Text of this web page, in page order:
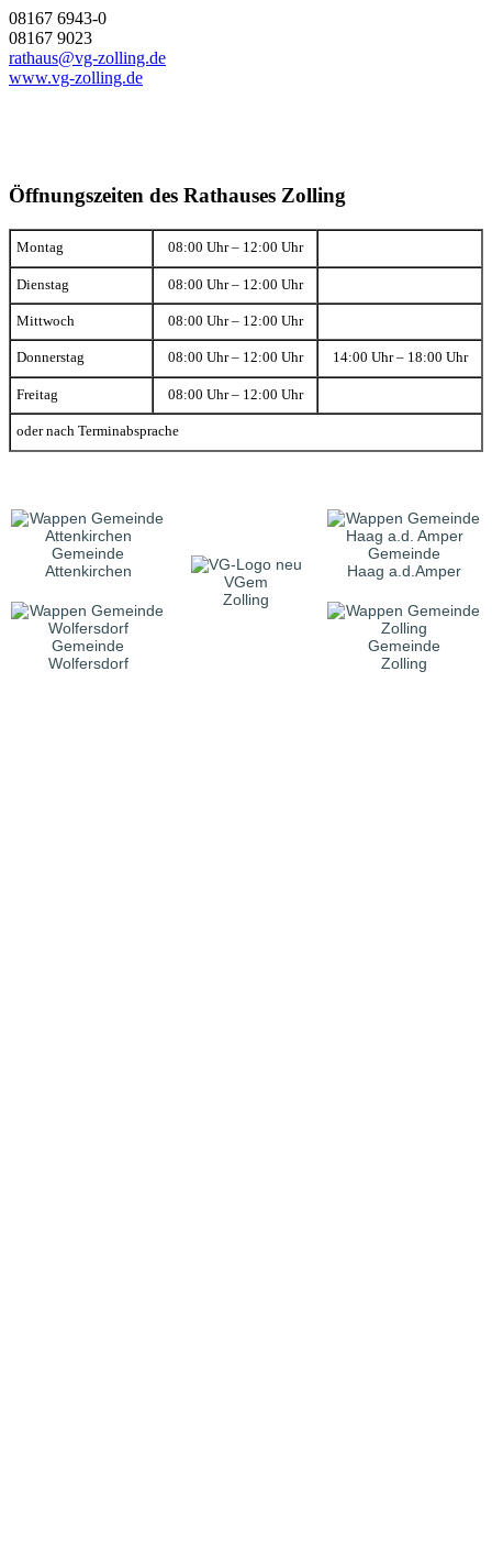
08167 6943-0
08167 9023
rathaus@vg-zolling.de
www.vg-zolling.de
Öffnungszeiten des Rathauses Zolling
Montag 08:00 Uhr – 12:00 Uhr
Dienstag 08:00 Uhr – 12:00 Uhr
Mittwoch 08:00 Uhr – 12:00 Uhr
Donnerstag 08:00 Uhr – 12:00 Uhr 14:00 Uhr – 18:00 Uhr
Freitag 08:00 Uhr – 12:00 Uhr
oder nach Terminabsprache
Gemeinde
Attenkirchen
VGem
Zolling
Gemeinde
Haag a.d.Amper
Gemeinde
Wolfersdorf
Gemeinde
Zolling